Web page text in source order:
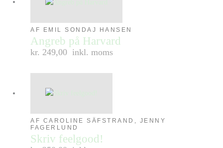
AF EMIL SONDAJ HANSEN
Angreb på Harvard
kr. 249,00 inkl. moms
AF CAROLINE SÄFSTRAND, JENNY
FAGERLUND
Skriv feelgood!